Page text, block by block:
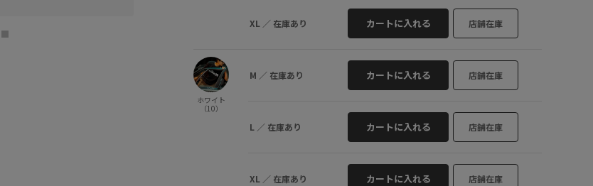
XL ／ 在庫あり カートに入れる 店舗在庫
ホワイト
（10）
M ／ 在庫あり カートに入れる 店舗在庫
L ／ 在庫あり カートに入れる 店舗在庫
XL ／ 在庫あり カートに入れる 店舗在庫